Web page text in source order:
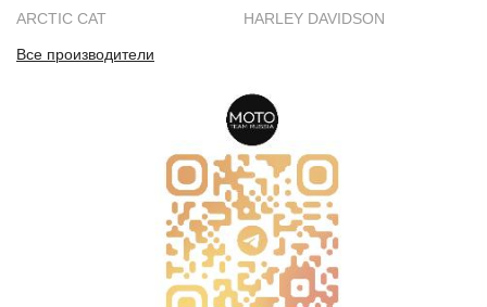
ARCTIC CAT
HARLEY DAVIDSON
Все производители